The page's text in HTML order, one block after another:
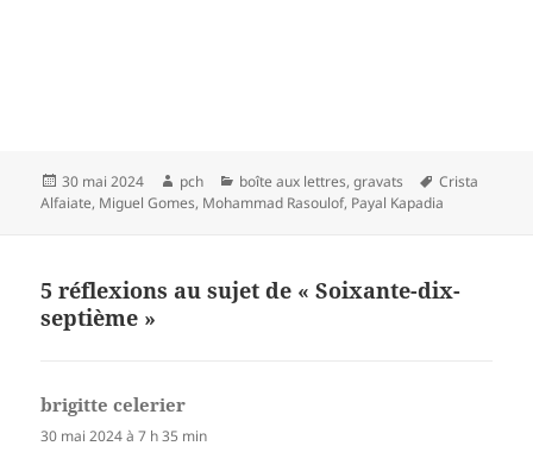
Publié
le
30 mai 2024 Auteur
pch Catégories
boîte aux lettres,gravats
Mots-
clés
Crista
Alfaiate, Miguel Gomes, Mohammad Rasoulof, Payal Kapadia
5 réflexions au sujet de « Soixante-dix-
septième »
brigitte celerier
30 mai 2024 à 7 h 35 min